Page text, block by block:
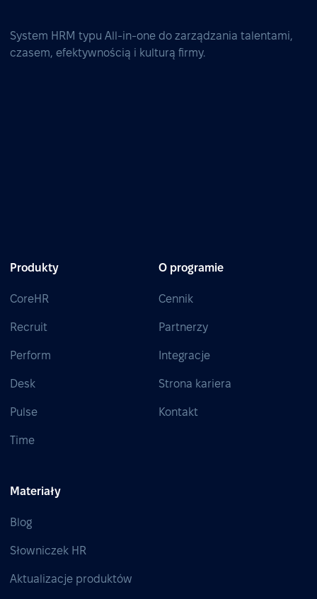
System HRM typu All-in-one do zarządzania talentami,
czasem, efektywnością i kulturą firmy.
Produkty
CoreHR
Recruit
Perform
Desk
Pulse
Time
O programie
Cennik
Partnerzy
Integracje
Strona kariera
Kontakt
Materiały
Blog
Słowniczek HR
Aktualizacje produktów